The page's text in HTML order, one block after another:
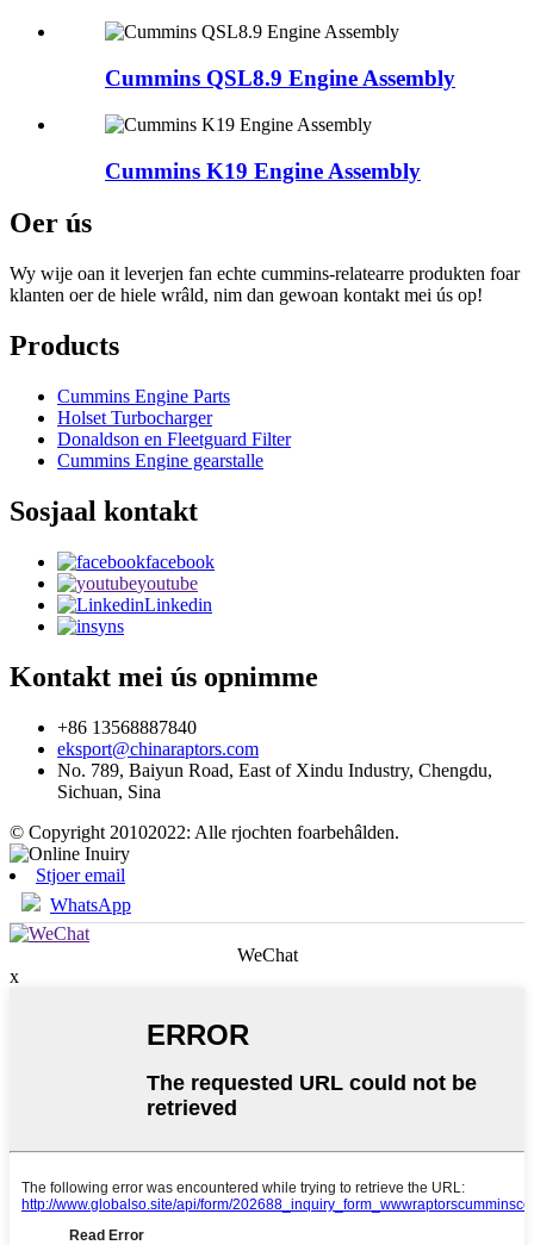
Cummins QSL8.9 Engine Assembly
Cummins K19 Engine Assembly
Oer ús
Wy wije oan it leverjen fan echte cummins-relatearre produkten foar
klanten oer de hiele wrâld, nim dan gewoan kontakt mei ús op!
Products
Cummins Engine Parts
Holset Turbocharger
Donaldson en Fleetguard Filter
Cummins Engine gearstalle
Sosjaal kontakt
facebook
youtube
Linkedin
yns
Kontakt mei ús opnimme
+86 13568887840
eksport@chinaraptors.com
No. 789, Baiyun Road, East of Xindu Industry, Chengdu,
Sichuan, Sina
© Copyright 20102022: Alle rjochten foarbehâlden.
Stjoer email
WhatsApp
WeChat
x